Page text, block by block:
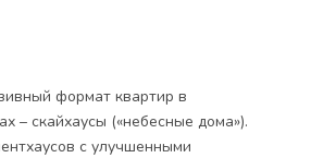
формат квартир в
– скайхаусы («небесные дома»).
с улучшенными